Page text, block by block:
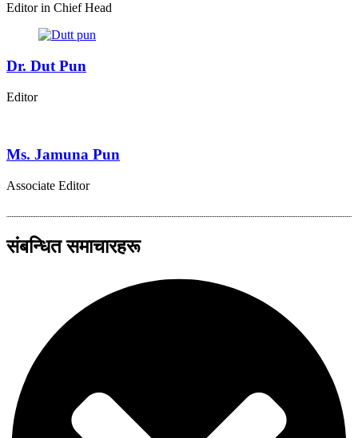
Editor in Chief Head
Dr. Dut Pun
Editor
Ms. Jamuna Pun
Associate Editor
संबन्धित समाचारहरू